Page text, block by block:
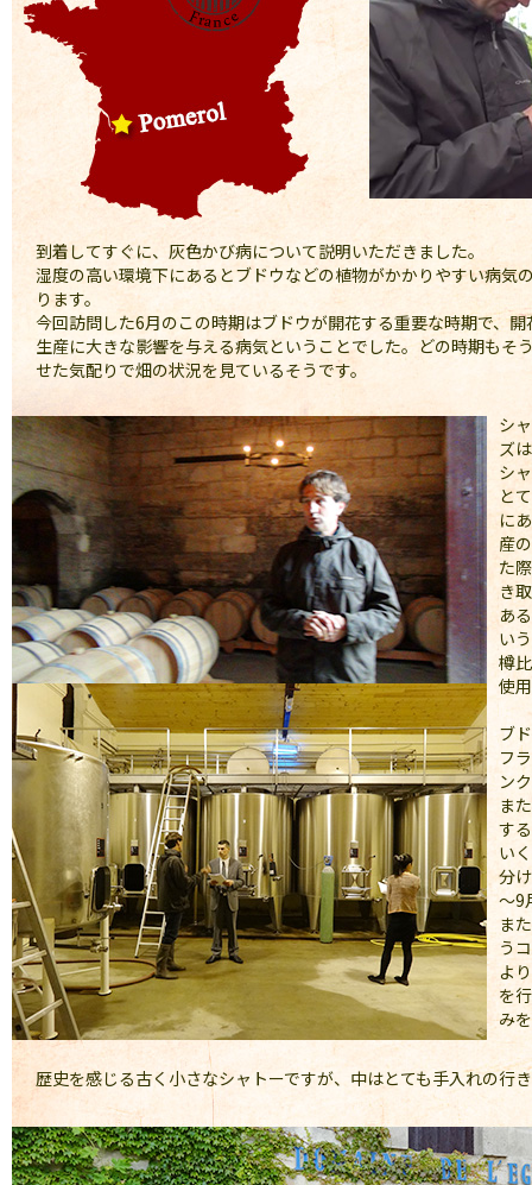
到着してすぐに、灰色かび病について説明いただきました。
湿度の高い環境下にあるとブドウなどの植物がかかりやすい病気
ります。
今回訪問した6月のこの時期はブドウが開花する重要な時期で、
生産に大きな影響を与える病気ということでした。どの時期もそ
せた気配りで畑の状況を見ているそうです。
シ
ズ
シ
と
に
産
た
き
あ
い
樽
使
ブ
フ
ン
ま
す
い
分
～9
ま
う
よ
を
み
歴史を感じる古く小さなシャトーですが、中はとても手入れの行